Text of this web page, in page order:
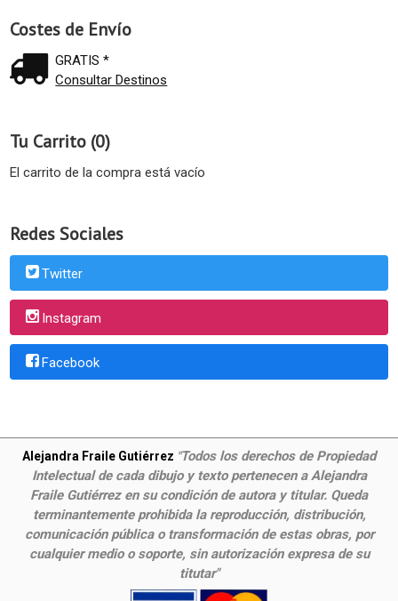
Costes de Envío
GRATIS *
Consultar Destinos
Tu Carrito (0)
El carrito de la compra está vacío
Redes Sociales
Twitter
Instagram
Facebook
Alejandra Fraile Gutiérrez "Todos los derechos de Propiedad
Intelectual de cada dibujo y texto pertenecen a Alejandra
Fraile Gutiérrez en su condición de autora y titular. Queda
terminantemente prohibida la reproducción, distribución,
comunicación pública o transformación de estas obras, por
cualquier medio o soporte, sin autorización expresa de su
titutar"